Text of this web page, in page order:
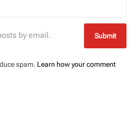
by email.
spam. Learn how your comment